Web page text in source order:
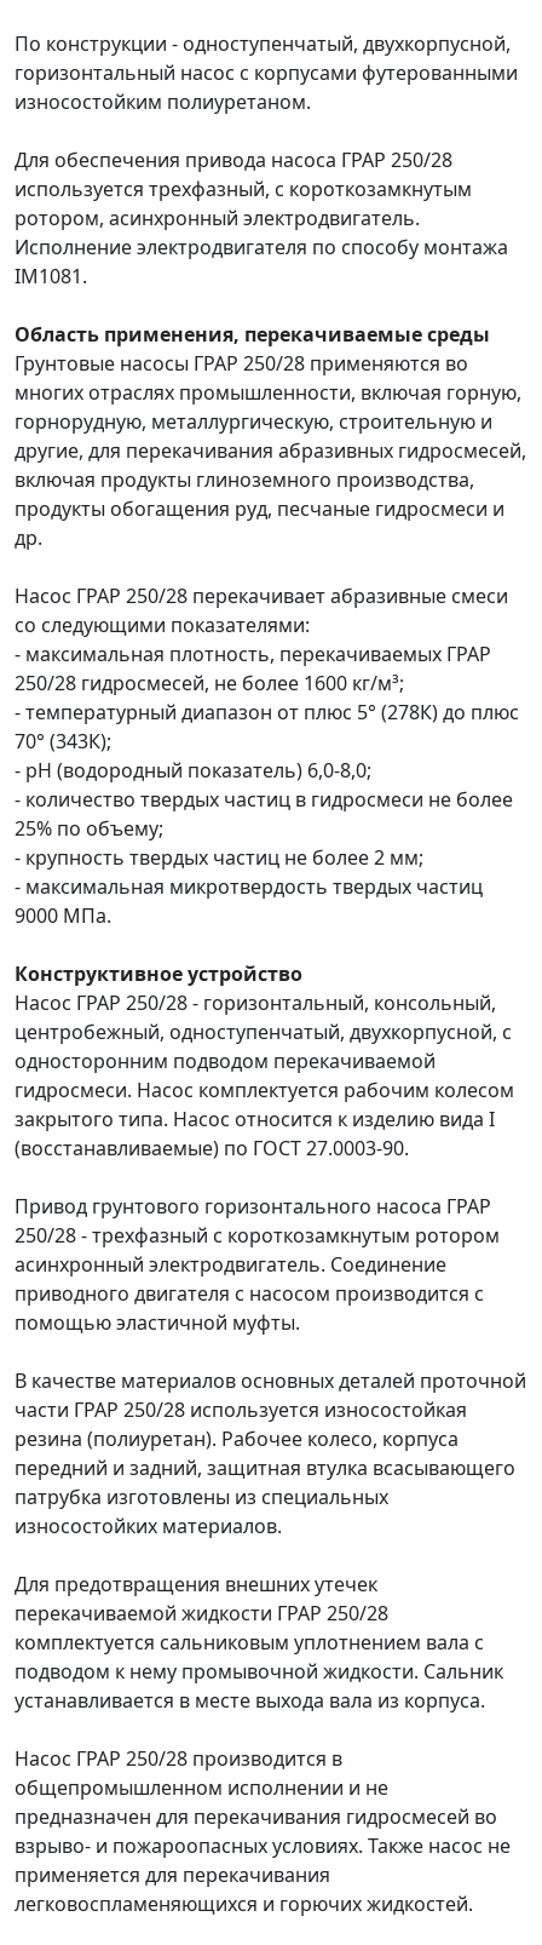
По конструкции - одноступенчатый, двухкорпусной,
горизонтальный насос с корпусами футерованными
износостойким полиуретаном.
Для обеспечения привода насоса ГРАР 250/28
используется трехфазный, с короткозамкнутым
ротором, асинхронный электродвигатель.
Исполнение электродвигателя по способу монтажа
IM1081.
Область применения, перекачиваемые среды
Грунтовые насосы ГРАР 250/28 применяются во
многих отраслях промышленности, включая горную,
горнорудную, металлургическую, строительную и
другие, для перекачивания абразивных гидросмесей,
включая продукты глиноземного производства,
продукты обогащения руд, песчаные гидросмеси и
др.
Насос ГРАР 250/28 перекачивает абразивные смеси
со следующими показателями:
- максимальная плотность, перекачиваемых ГРАР
250/28 гидросмесей, не более 1600 кг/м³;
- температурный диапазон от плюс 5° (278К) до плюс
70° (343К);
- pH (водородный показатель) 6,0-8,0;
- количество твердых частиц в гидросмеси не более
25% по объему;
- крупность твердых частиц не более 2 мм;
- максимальная микротвердость твердых частиц
9000 МПа.
Конструктивное устройство
Насос ГРАР 250/28 - горизонтальный, консольный,
центробежный, одноступенчатый, двухкорпусной, с
односторонним подводом перекачиваемой
гидросмеси. Насос комплектуется рабочим колесом
закрытого типа. Насос относится к изделию вида I
(восстанавливаемые) по ГОСТ 27.0003-90.
Привод грунтового горизонтального насоса ГРАР
250/28 - трехфазный с короткозамкнутым ротором
асинхронный электродвигатель. Соединение
приводного двигателя с насосом производится с
помощью эластичной муфты.
В качестве материалов основных деталей проточной
части ГРАР 250/28 используется износостойкая
резина (полиуретан). Рабочее колесо, корпуса
передний и задний, защитная втулка всасывающего
патрубка изготовлены из специальных
износостойких материалов.
Для предотвращения внешних утечек
перекачиваемой жидкости ГРАР 250/28
комплектуется сальниковым уплотнением вала с
подводом к нему промывочной жидкости. Сальник
устанавливается в месте выхода вала из корпуса.
Насос ГРАР 250/28 производится в
общепромышленном исполнении и не
предназначен для перекачивания гидросмесей во
взрыво- и пожароопасных условиях. Также насос не
применяется для перекачивания
легковоспламеняющихся и горючих жидкостей.